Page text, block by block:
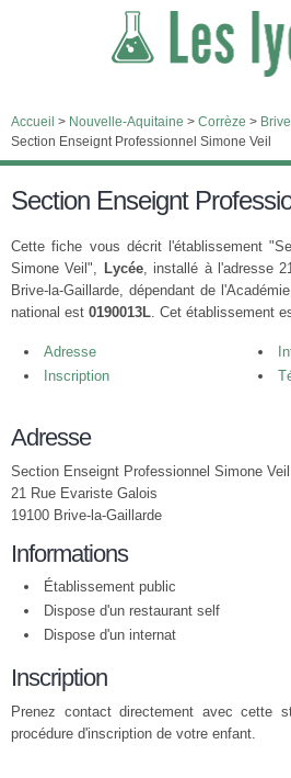
Accueil > Nouvelle-Aquitaine > Corrèze >
Section Enseignt Professionnel Simone Veil
Section Enseignt
Cette fiche vous décrit l'établissement
Simone Veil", Lycée, installé à l'adresse
Brive-la-Gaillarde, dépendant de
national est 0190013L. Cet établissement
Adresse
Inscription
Adresse
Section Enseignt Professionnel Simone Veil
21 Rue Evariste Galois
19100 Brive-la-Gaillarde
Informations
Établissement public
Dispose d'un restaurant self
Dispose d'un internat
Inscription
Prenez contact directement avec cette
procédure d'inscription de votre enfant.